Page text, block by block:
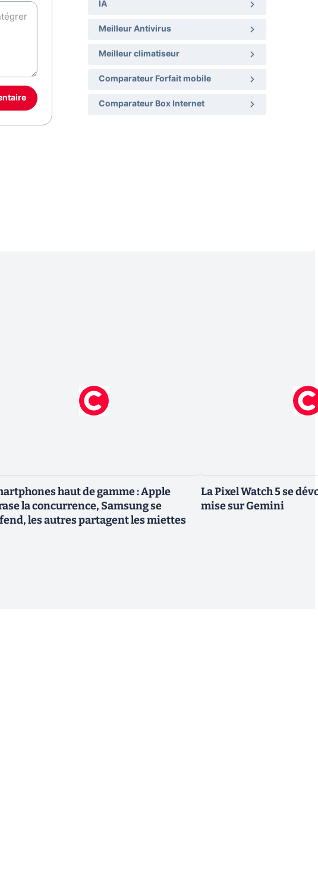
IA
Meilleur Antivirus
Meilleur climatiseur
Comparateur Forfait mobile
Comparateur Box Internet
haut de gamme : Apple
la concurrence, Samsung se
les autres partagent les miettes
La Pixel Watch 5 se
mise sur Gemini